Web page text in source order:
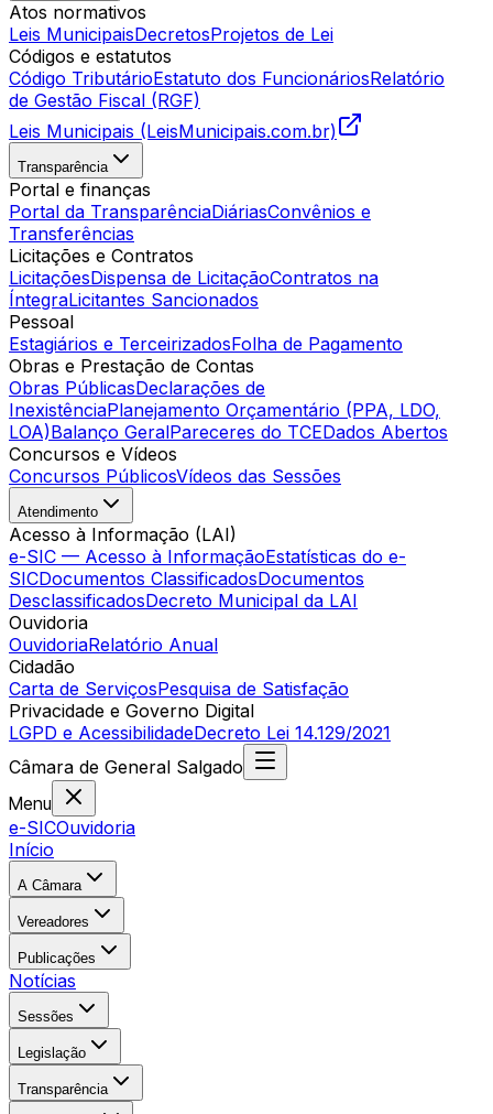
Atos normativos
Leis MunicipaisDecretosProjetos de Lei
Códigos e estatutos
Código TributárioEstatuto dos FuncionáriosRelatório
de Gestão Fiscal (RGF)
Leis Municipais (LeisMunicipais.com.br)
Transparência
Portal e finanças
Portal da TransparênciaDiáriasConvênios e
Transferências
Licitações e Contratos
LicitaçõesDispensa de LicitaçãoContratos na
ÍntegraLicitantes Sancionados
Pessoal
Estagiários e TerceirizadosFolha de Pagamento
Obras e Prestação de Contas
Obras PúblicasDeclarações de
InexistênciaPlanejamento Orçamentário (PPA, LDO,
LOA)Balanço GeralPareceres do TCEDados Abertos
Concursos e Vídeos
Concursos PúblicosVídeos das Sessões
Atendimento
Acesso à Informação (LAI)
e-SIC — Acesso à InformaçãoEstatísticas do e-
SICDocumentos ClassificadosDocumentos
DesclassificadosDecreto Municipal da LAI
Ouvidoria
OuvidoriaRelatório Anual
Cidadão
Carta de ServiçosPesquisa de Satisfação
Privacidade e Governo Digital
LGPD e AcessibilidadeDecreto Lei 14.129/2021
Câmara de General Salgado
Menu
e-SICOuvidoria
Início
A Câmara
Vereadores
Publicações
Notícias
Sessões
Legislação
Transparência